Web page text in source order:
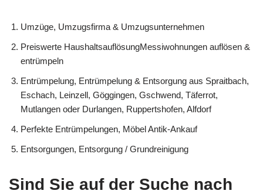
Umzüge, Umzugsfirma & Umzugsunternehmen
Preiswerte HaushaltsauflösungMessiwohnungen auflösen &
entrümpeln
Entrümpelung, Entrümpelung & Entsorgung aus Spraitbach,
Eschach, Leinzell, Göggingen, Gschwend, Täferrot,
Mutlangen oder Durlangen, Ruppertshofen, Alfdorf
Perfekte Entrümpelungen, Möbel Antik-Ankauf
Entsorgungen, Entsorgung / Grundreinigung
Sind Sie auf der Suche nach